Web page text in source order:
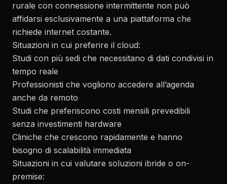
rurale con connessione intermittente non può
affidarsi esclusivamente a una piattaforma che
richiede internet costante.
Situazioni in cui preferire il cloud:
Studi con più sedi che necessitano di dati condivisi in
tempo reale
Professionisti che vogliono accedere all’agenda
anche da remoto
Studi che preferiscono costi mensili prevedibili
senza investimenti hardware
Cliniche che crescono rapidamente e hanno
bisogno di scalabilità immediata
Situazioni in cui valutare soluzioni ibride o on-
premise: